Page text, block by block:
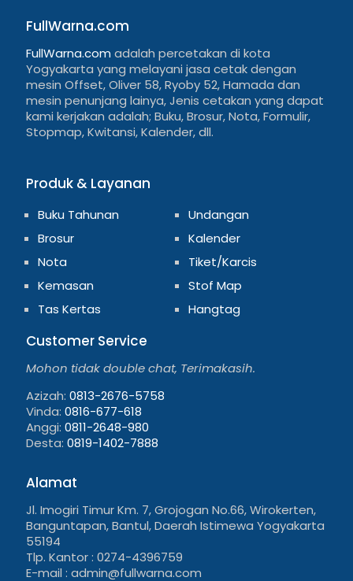
FullWarna.com
FullWarna.com adalah percetakan di kota
Yogyakarta yang melayani jasa cetak dengan
mesin Offset, Oliver 58, Ryoby 52, Hamada dan
mesin penunjang lainya, Jenis cetakan yang dapat
kami kerjakan adalah; Buku, Brosur, Nota, Formulir,
Stopmap, Kwitansi, Kalender, dll.
Produk & Layanan
Buku Tahunan
Brosur
Nota
Kemasan
Tas Kertas
Undangan
Kalender
Tiket/Karcis
Stof Map
Hangtag
Customer Service
Mohon tidak double chat, Terimakasih.
Azizah: 0813-2676-5758
Vinda: 0816-677-618
Anggi: 0811-2648-980
Desta: 0819-1402-7888
Alamat
Jl. Imogiri Timur Km. 7, Grojogan No.66, Wirokerten,
Banguntapan, Bantul, Daerah Istimewa Yogyakarta
55194
Tlp. Kantor : 0274-4396759
E-mail : admin@fullwarna.com